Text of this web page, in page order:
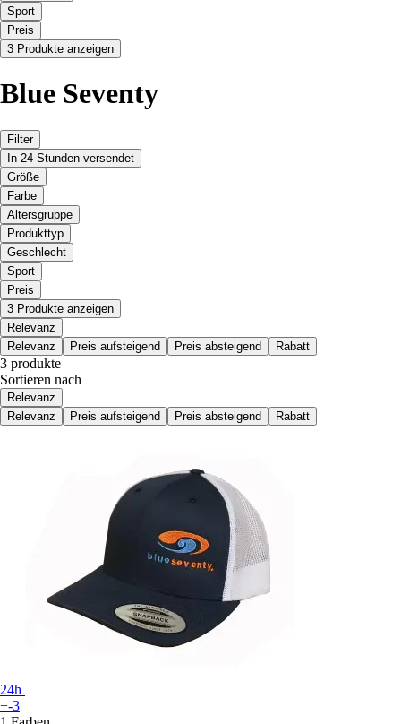
Sport
Preis
3 Produkte anzeigen
Blue Seventy
Filter
In 24 Stunden versendet
Größe
Farbe
Altersgruppe
Produkttyp
Geschlecht
Sport
Preis
3 Produkte anzeigen
Relevanz
Relevanz
Preis aufsteigend Preis absteigend Rabatt
3 produkte
Sortieren nach
Relevanz
Relevanz
Preis aufsteigend Preis absteigend Rabatt
24h
+-3